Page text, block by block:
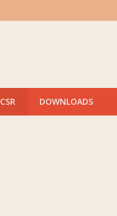
CSR DOWNLOADS